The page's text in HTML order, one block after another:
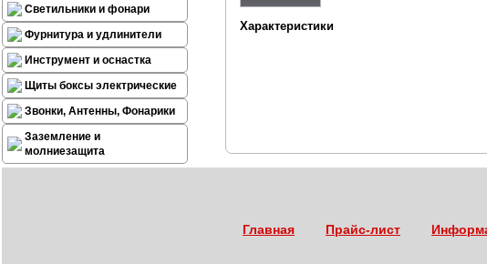
Светильники и фонари
Фурнитура и удлинители
Инструмент и оснастка
Щиты боксы электрические
Звонки, Антенны, Фонарики
Заземление и
молниезащита
Характеристики
Главная Прайс-лист